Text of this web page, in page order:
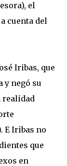
el
cuenta del
Iribas, que
y negó su
realidad
E Iribas no
que
en